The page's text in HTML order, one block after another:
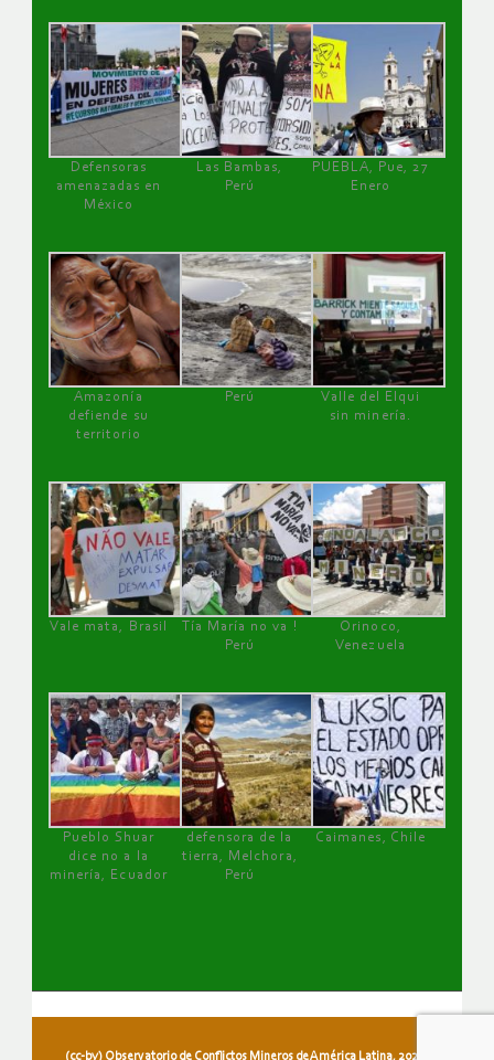
Defensoras
amenazadas en
México
Las Bambas,
Perú
PUEBLA, Pue, 27
Enero
Amazonía
defiende su
territorio
Perú
Valle del Elqui
sin minería.
Vale mata, Brasil
Tía María no va !
Perú
Orinoco,
Venezuela
Pueblo Shuar
dice no a la
minería, Ecuador
defensora de la
tierra, Melchora,
Perú
Caimanes, Chile
(cc-by) Observatorio de Conflictos Mineros de América Latina, 2026